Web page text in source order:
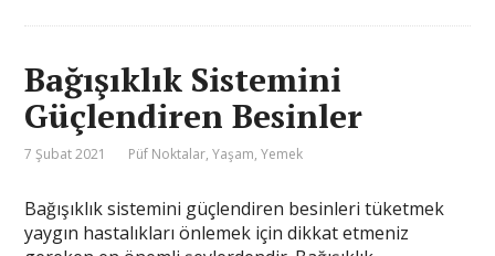
Bağışıklık Sistemini
Güçlendiren Besinler
7 Şubat 2021 Püf Noktalar,Yaşam,Yemek
Bağışıklık sistemini güçlendiren besinleri tüketmek
yaygın hastalıkları önlemek için dikkat etmeniz